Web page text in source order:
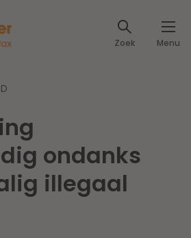
Zoek Menu
ondanks
illegaal